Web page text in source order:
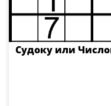
Судоку или